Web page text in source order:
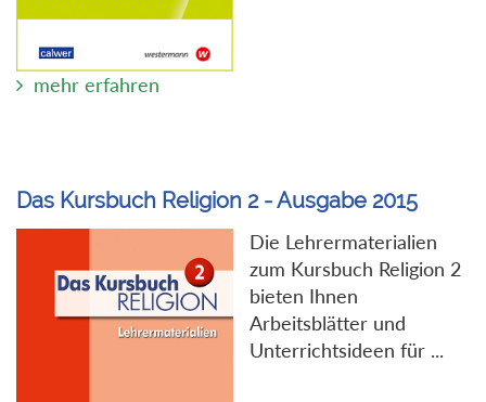
mehr erfahren
Das Kursbuch Religion 2 - Ausgabe 2015
Die Lehrermaterialien
zum Kursbuch Religion 2
bieten Ihnen
Arbeitsblätter und
Unterrichtsideen für ...